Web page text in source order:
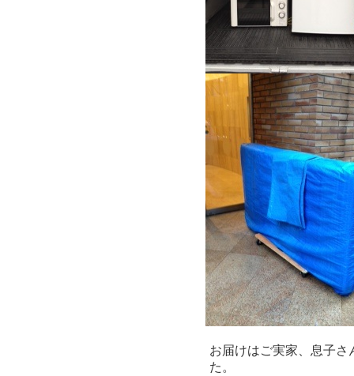
お届けはご実家、息子
た。